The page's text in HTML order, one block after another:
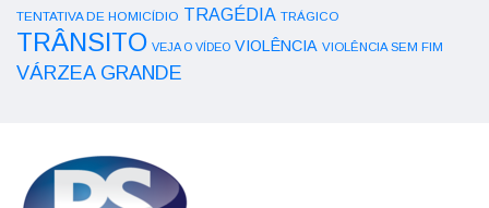
TENTATIVA DE HOMICÍDIO TRAGÉDIA TRÁGICO
TRÂNSITO VEJA O VÍDEO VIOLÊNCIA VIOLÊNCIA SEM FIM
VÁRZEA GRANDE